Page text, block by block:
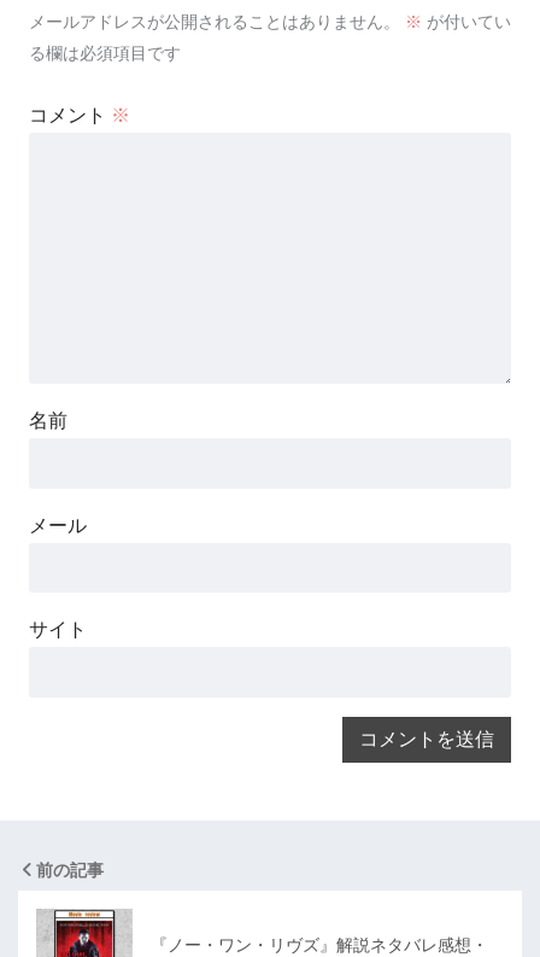
メールアドレスが公開されることはありません。 ※ が付いてい
る欄は必須項目です
コメント ※
名前
メール
サイト
前の記事
『ノー・ワン・リヴズ』解説ネタバレ感想・